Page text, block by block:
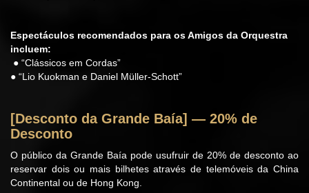
Espectáculos recomendados para os Amigos da Orquestra
incluem:
● “Clássicos em Cordas”
● “Lio Kuokman e Daniel Müller-Schott”
[Desconto da Grande Baía] — 20% de
Desconto
O público da Grande Baía pode usufruir de 20% de desconto ao
reservar dois ou mais bilhetes através de telemóveis da China
Continental ou de Hong Kong.